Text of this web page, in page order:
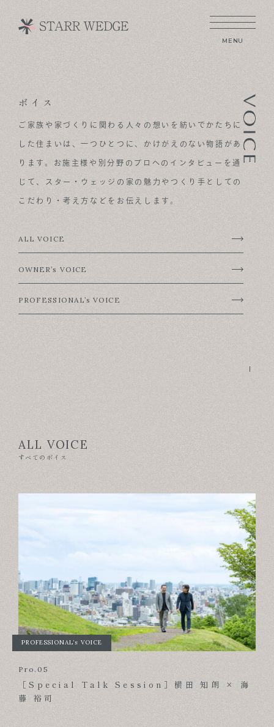
MENU
TECHNOLOGY
GALLERY
VOICE
BLOG
NEWS & OPENHOUSE
ボイス
ご家族や家づくりに関わる人々の想いを紡いでかたちに
した住まいは、一つひとつに、かけがえのない物語があ
ります。 お施主様や別分野のプロへのインタビューを通
じて、 スター・ウェッジの家の魅力やつくり手としての
こだわり・考え方などをお伝えします。
ALL VOICE
OWNER’s VOICE
PROFESSIONAL’s VOICE
ALL VOICE
すべてのボイス
PROFESSIONAL’s VOICE
Pro.05
［Special Talk Session］横田 知朗 × 海
藤 裕司